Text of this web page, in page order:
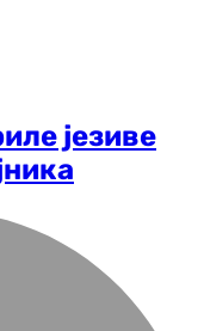
језиве